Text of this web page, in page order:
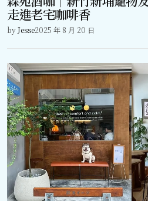
走進老宅咖啡香
byJesse2025 年 8 月 20 日